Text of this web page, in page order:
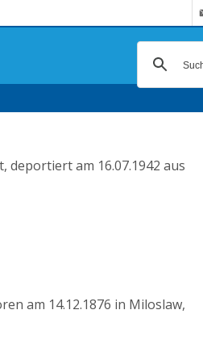
deportiert am 16.07.1942 aus
am 14.12.1876 in Miloslaw,